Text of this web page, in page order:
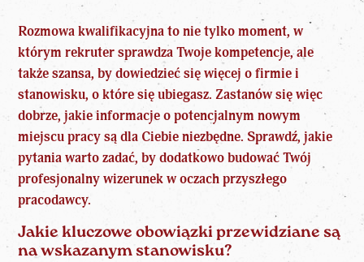
Rozmowa kwalifikacyjna to nie tylko moment, w
którym rekruter sprawdza Twoje kompetencje, ale
także szansa, by dowiedzieć się więcej o firmie i
stanowisku, o które się ubiegasz. Zastanów się więc
dobrze, jakie informacje o potencjalnym nowym
miejscu pracy są dla Ciebie niezbędne. Sprawdź, jakie
pytania warto zadać, by dodatkowo budować Twój
profesjonalny wizerunek w oczach przyszłego
pracodawcy.
Jakie kluczowe obowiązki przewidziane są
na wskazanym stanowisku?